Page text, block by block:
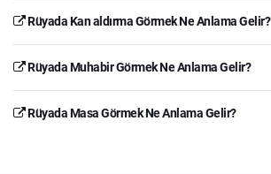
Rüyada Kan aldırma Görmek Ne Anlama Gelir?
Rüyada Muhabir Görmek Ne Anlama Gelir?
Rüyada Masa Görmek Ne Anlama Gelir?